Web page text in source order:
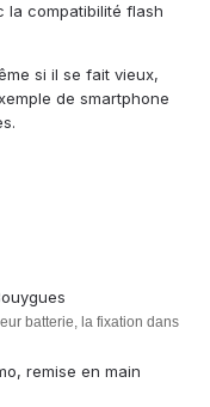
la compatibilité flash
si il se fait vieux,
de smartphone
batterie, la fixation dans
remise en main